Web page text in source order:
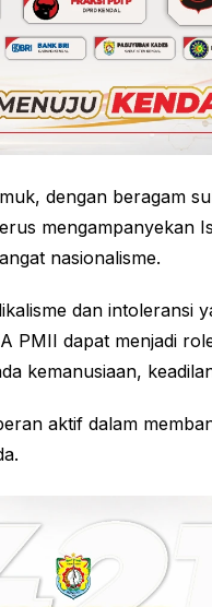
dengan beragam
mengampanyekan
nasionalisme.
dan intoleransi
PMII dapat menjadi
kemanusiaan,
aktif dalam